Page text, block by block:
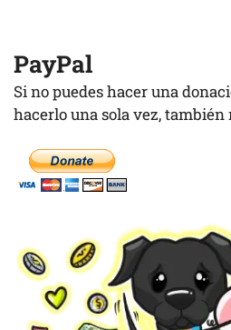
PayPal
Si no puedes hacer una
hacerlo una sola vez, también